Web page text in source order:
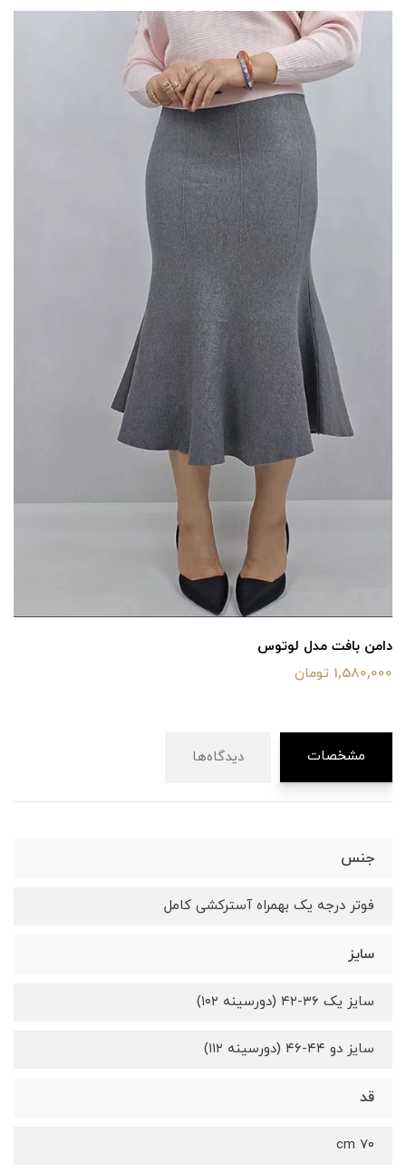
دامن بافت مدل لوتوس
1,580,000 تومان
مشخصات دیدگاه‌ها
جنس
فوتر درجه یک بهمراه آسترکشی کامل
سایز
سایز یک ۳۶-۴۲ (دورسینه ۱۰۲)
سایز دو ۴۴-۴۶ (دورسینه ۱۱۲)
قد
۷۰ cm